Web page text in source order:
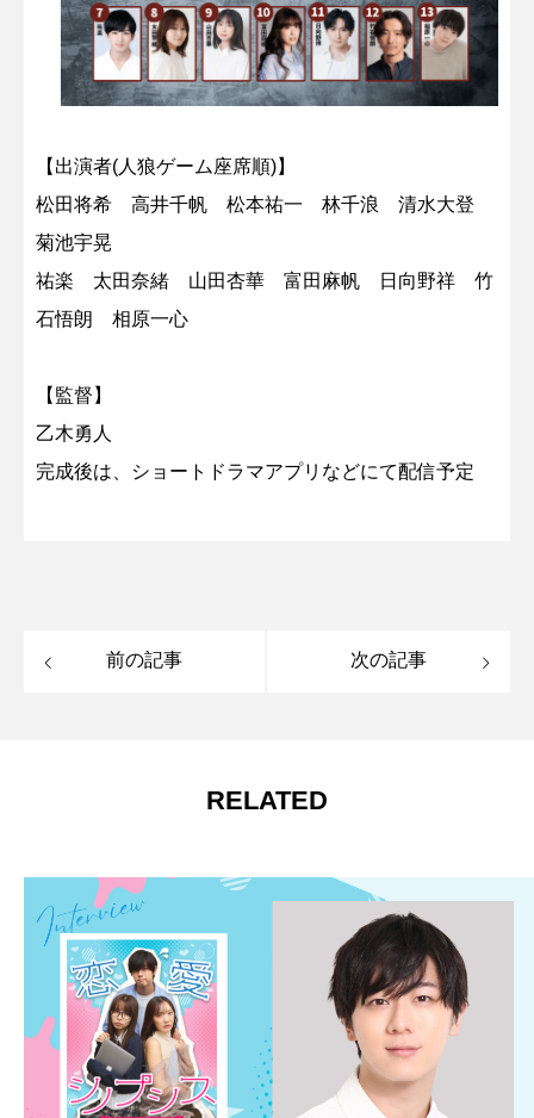
【出演者(人狼ゲーム座席順)】
松田将希 高井千帆 松本祐一 林千浪 清水大登
菊池宇晃
祐楽 太田奈緒 山田杏華 富田麻帆 日向野祥 竹
石悟朗 相原一心
【監督】
乙木勇人
完成後は、ショートドラマアプリなどにて配信予定
前の記事 次の記事
RELATED